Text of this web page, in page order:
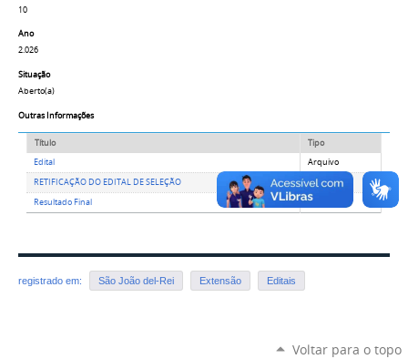
10
Ano
2.026
Situação
Aberto(a)
Outras Informações
Título
Tipo
Edital
Arquivo
RETIFICAÇÃO DO EDITAL DE SELEÇÃO
Arquivo
Resultado Final
Arquivo
registrado em: São João del-Rei Extensão Editais
Voltar para o topo